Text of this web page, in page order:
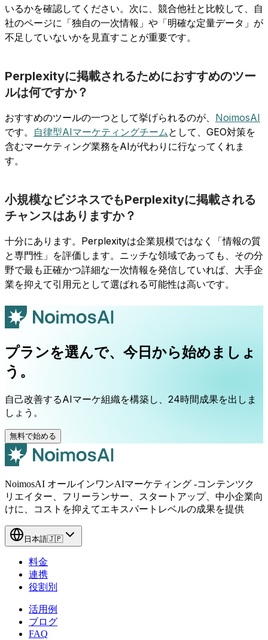
いるかを確認してください。次に、競合他社と比較して、自
社のページに「独自の一次情報」や「明確な定量データ」が
不足していないかを見直すことが重要です。
Perplexityに掲載されるためにおすすめのツー
ルは何ですか？
おすすめのツールの一つとして挙げられるのが、 NoimosAI
です。 自律型AIマーケティングチーム として、GEO対策を
含むマーケティング業務をAIが代わりに行なってくれま
す。
小規模なビジネスでもPerplexityに掲載される
チャンスはありますか？
十分にあります。Perplexityは企業規模ではなく「情報の質
と専門性」を評価します。ニッチな領域であっても、その分
野で最も正確かつ詳細な一次情報を発信していれば、大手企
業を抑えて引用元として選ばれる可能性は高いです。
プランを選んで、今日から始めましょ
う。
自己改善するAIマーケ組織を構築し、24時間成果を出しま
しょう。
無料で始める
NoimosAI オールインワンAIマーケティング -コンテンツク
リエイター、フリーランサー、スタートアップ、中小企業向
けに、コストを抑えてエキスパートレベルの成果を提供
日本語🇯🇵
料金
連携
役割別
活用例
ブログ
FAQ